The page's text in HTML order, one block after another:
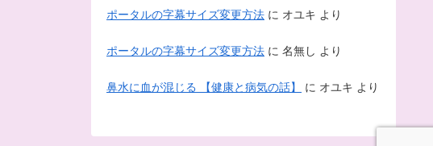
ポータルの字幕サイズ変更方法 に オユキ より
ポータルの字幕サイズ変更方法 に 名無し より
鼻水に血が混じる 【健康と病気の話】 に オユキ より